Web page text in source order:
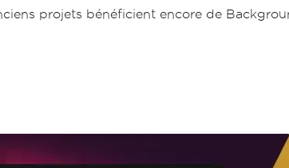
projets bénéficient encore de